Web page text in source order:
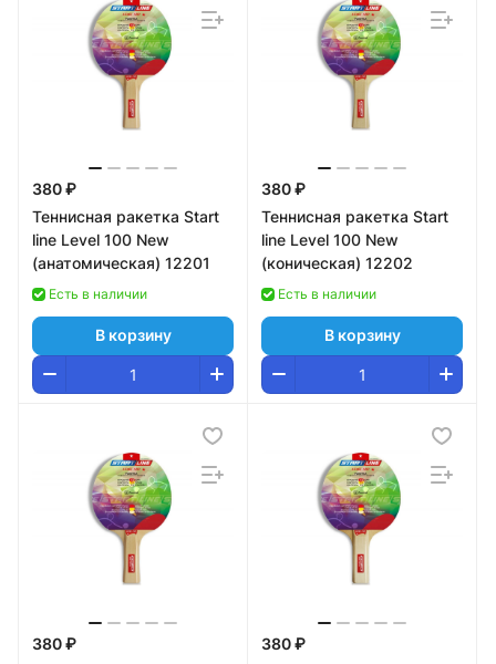
380 ₽
Теннисная ракетка Start
line Level 100 New
(анатомическая) 12201
Есть в наличии
В корзину
380 ₽
Теннисная ракетка Start
line Level 100 New
(коническая) 12202
Есть в наличии
В корзину
380 ₽
380 ₽